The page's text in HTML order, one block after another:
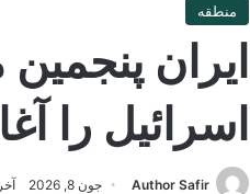
منطقه
ایران
اسرائیل را
Author Safir جون 8, 2026